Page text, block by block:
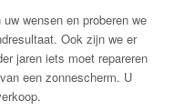
wensen en proberen we
Ook zijn we er
jaren iets moet repareren
een zonnescherm. U